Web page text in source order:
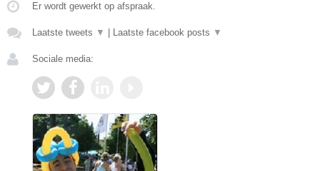
Er wordt gewerkt op afspraak.
Laatste tweets ▼ Laatste facebook posts ▼
Sociale media: